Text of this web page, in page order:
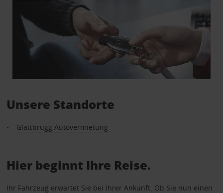
Unsere Standorte
Glattbrugg Autovermietung
Hier beginnt Ihre Reise.
Ihr Fahrzeug erwartet Sie bei Ihrer Ankunft. Ob Sie nun einen